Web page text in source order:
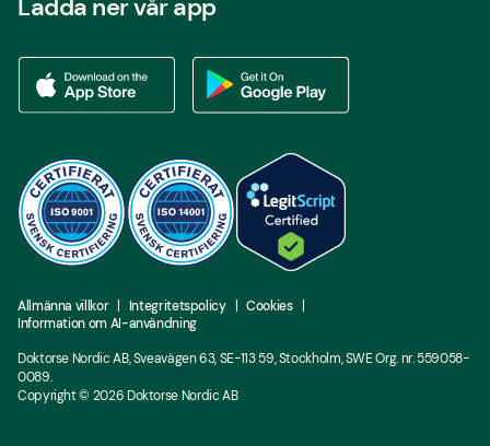
Ladda ner vår app
Allmänna villkor Integritetspolicy
Cookies
Information om AI-användning
Doktorse Nordic AB, Sveavägen 63, SE-113 59, Stockholm, SWE Org. nr. 559058-
0089.
Copyright © 2026Doktorse Nordic AB